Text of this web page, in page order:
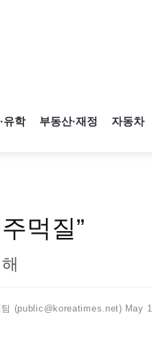
유학 부동산·재정 자동차
먹질”
팀 (public@koreatimes.net) May